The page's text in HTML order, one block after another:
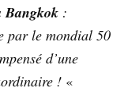
Bangkok :
par le mondial 50
d’une
! «